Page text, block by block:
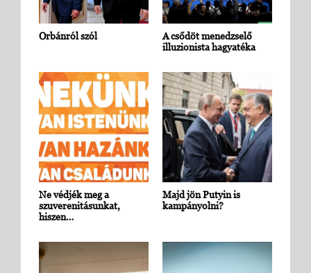
Orbánról szól
A csődöt menedzselő
illuzionista hagyatéka
Ne védjék meg a
szuverenitásunkat,
hiszen…
Majd jön Putyin is
kampányolni?